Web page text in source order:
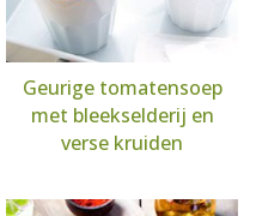
Geurige tomatensoep
met bleekselderij en
verse kruiden